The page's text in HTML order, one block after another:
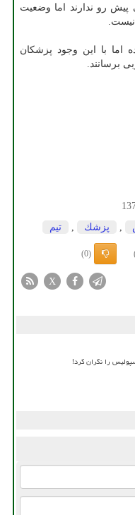
رو ندارند اما وضعیت
نیست.
اما با این وجود پزشکان
برسانند.
پزشك تیم
(0)
X
را نگران کرد!